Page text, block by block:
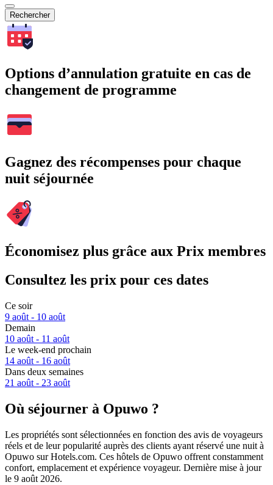
Rechercher
Options d’annulation gratuite en cas de
changement de programme
Gagnez des récompenses pour chaque
nuit séjournée
Économisez plus grâce aux Prix membres
Consultez les prix pour ces dates
Ce soir
9 août - 10 août
Demain
10 août - 11 août
Le week-end prochain
14 août - 16 août
Dans deux semaines
21 août - 23 août
Où séjourner à Opuwo ?
Les propriétés sont sélectionnées en fonction des avis de voyageurs
réels et de leur popularité auprès des clients ayant réservé une nuit à
Opuwo sur Hotels.com. Ces hôtels de Opuwo offrent constamment
confort, emplacement et expérience voyageur. Dernière mise à jour
le 9 août 2026.